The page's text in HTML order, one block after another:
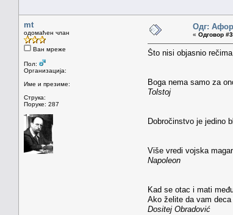
mt
одомаћен члан
Ван мреже
Пол:
Организација:
Име и презиме:
Струка:
Поруке: 287
Одг:
« Одговор
Što nisi objasnio
Boga nema samo za
Tolstoj
Dobročinstvo je jedino
Više vredi vojska
Napoleon
Kad se otac i mati
Ako želite da vam
Dositej Obradović